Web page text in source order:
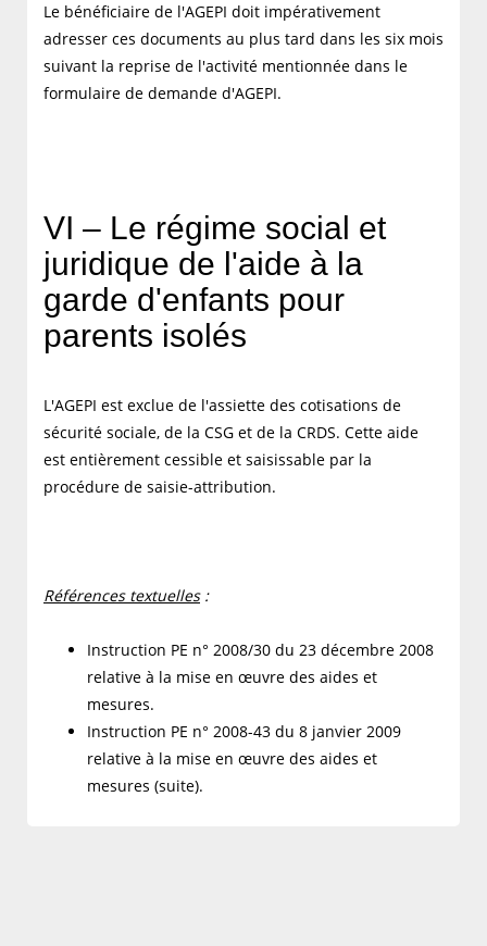
Le bénéficiaire de l'AGEPI doit impérativement
adresser ces documents au plus tard dans les six mois
suivant la reprise de l'activité mentionnée dans le
formulaire de demande d'AGEPI.
VI – Le régime social et
juridique de l'aide à la
garde d'enfants pour
parents isolés
L'AGEPI est exclue de l'assiette des cotisations de
sécurité sociale, de la CSG et de la CRDS. Cette aide
est entièrement cessible et saisissable par la
procédure de saisie-attribution.
Références textuelles:
Instruction PE n° 2008/30 du 23 décembre 2008
relative à la mise en œuvre des aides et
mesures.
Instruction PE n° 2008-43 du 8 janvier 2009
relative à la mise en œuvre des aides et
mesures (suite).